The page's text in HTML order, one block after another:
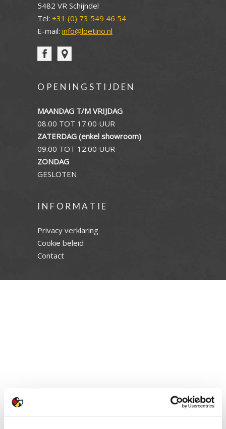
5482 VR Schijndel
Tel: +31 (0) 73 549 46 54
E-mail: info@loetino.nl
OPENINGSTIJDEN
MAANDAG T/M VRIJDAG
08.00 TOT 17.00 UUR
ZATERDAG (enkel showroom)
09.00 TOT 12.00 UUR
ZONDAG
GESLOTEN
INFORMATIE
Privacy verklaring
Cookie beleid
Contact